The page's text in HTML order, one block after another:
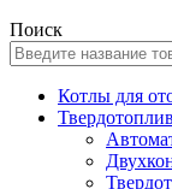
Поиск
Котлы для